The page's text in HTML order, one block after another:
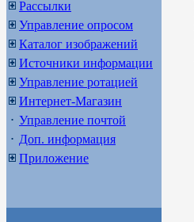
Рассылки
Управление опросом
Каталог изображений
Источники информации
Управление ротацией
Интернет-Магазин
Управление почтой
Доп. информация
Приложение